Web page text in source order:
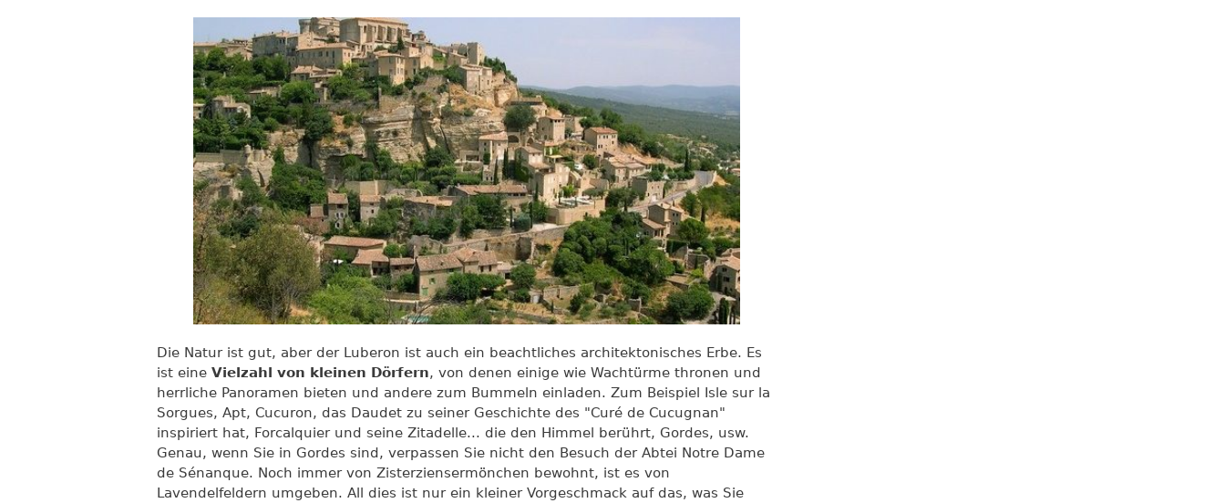
Die Natur ist gut, aber der Luberon ist auch ein beachtliches architektonisches Erbe. Es
ist eine Vielzahl von kleinen Dörfern, von denen einige wie Wachtürme thronen und
herrliche Panoramen bieten und andere zum Bummeln einladen. Zum Beispiel Isle sur la
Sorgues, Apt, Cucuron, das Daudet zu seiner Geschichte des "Curé de Cucugnan"
inspiriert hat, Forcalquier und seine Zitadelle... die den Himmel berührt, Gordes, usw.
Genau, wenn Sie in Gordes sind, verpassen Sie nicht den Besuch der Abtei Notre Dame
de Sénanque. Noch immer von Zisterziensermönchen bewohnt, ist es von
Lavendelfeldern umgeben. All dies ist nur ein kleiner Vorgeschmack auf das, was Sie